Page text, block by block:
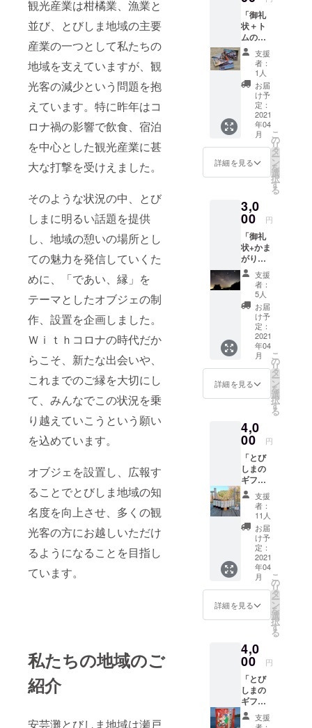
観光産業は柑橘業、漁業と
並び、とびしま地域の主要
産業の一つとして私たちの
地域を支えていますが、観
光客の減少という問題を抱
えています。特に昨年はコ
ロナ禍の影響で飲食、宿泊
を中心とした観光産業に甚
大な打撃を受けえました。
そのような状況の中、とび
しまに明るい話題を提供
し、地域の憩いの場所とし
ての魅力を発信していくた
めに、「であい、縁」を
テーマとしたオブジェの制
作、設置を企画しました。
Ｗｉｔｈコロナの時代だか
らこそ、新たな出会いや、
これまでのご縁を大切にし
て、みんなでこの状況を乗
り越えていこうという願い
を込めています。
オブジェを設置し、広報す
ることでとびしま地域の知
名度を向上させ、多くの観
光客の方にお越しいただけ
るようになることを目指し
ています。
私たちの地域のご
紹介
安芸灘とびしま地域は瀬戸
のもの
と図柄
が異な
る場合
がござ
いま
す。
「御礼
状＋ト
ムの写
真館、
写真家
宮川ト
ムさん
のポス
トカー
ド」 お
礼のお
手紙と
写真家
トムさ
んの写
真館の
カード
をラン
ダムで
お届け
しま
す。 ◎
ポスト
カード
はラン
ダムで
お届け
しま
す。画
像の中
のもの
とは限
りませ
支援
者：
1人
お届
け予
定：
2021
年04
月
詳細を見る
こ
の
リ
タ
ー
ン
を
選
択
す
る
3,0
00 円
「御礼
状+かま
がり天
体観測
館家族
一組5名
様入場
券」 上
蒲刈島
は、晴
れた月
のない
晩には
天の川
が見え
るほど
綺麗な
ところ
です。
ここに
は全国
でも珍
しい海
のそば
に建つ
天文台
があ
り、波
の音を
聴きな
がら満
天の星
を楽し
かまが
り天体
観測
館 広
島県呉
市蒲刈
町大浦
支援
者：
5人
お届
け予
定：
2021
年04
月
詳細を見る
こ
の
リ
タ
ー
ン
を
選
択
す
る
4,0
00 円
「とび
しまの
ギフト
セット
①」 御
礼状+七
国見山
養蜂園
「初夏
のはち
みつ」
+島の屋
「写真
の商品
（ド
レッシ
ポン
酢、シ
ロッ
プ、
ジャ
ム）の
中から
ランダ
支援
者：
11人
お届
け予
定：
2021
年04
月
詳細を見る
こ
の
リ
タ
ー
ン
を
選
択
す
る
4,0
00 円
「とび
しまの
ギフト
セット
②」 御支援